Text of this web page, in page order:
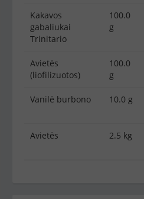
Kakavos
gabaliukai
Trinitario
100.0
g
Avietės
(liofilizuotos)
100.0
g
Vanilė burbono 10.0 g
Avietės 2.5 kg